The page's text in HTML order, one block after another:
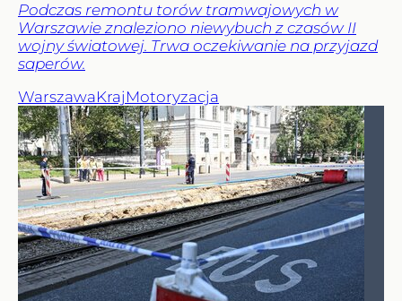
Podczas remontu torów tramwajowych w
Warszawie znaleziono niewybuch z czasów II
wojny światowej. Trwa oczekiwanie na przyjazd
saperów.
WarszawaKraj Motoryzacja